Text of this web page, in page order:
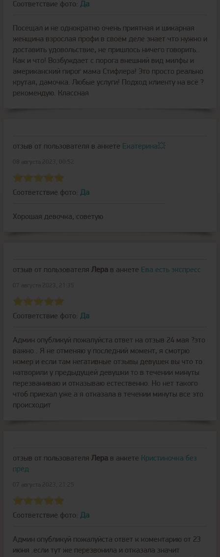
Соответствие фото: Да
Посещал и не однократно очень приятная и шикарная
женщина взрослая профи в своём деле знает что нужно и
доставить удовольствие, не пришлось ничего говорить..
Как и что! Возбуждает с порога внешний вид милфы и
американский пирог мама Стифлера! Это просто реально
крутая, дамочка. Любые услуги! Подход клиенту на всё ?
рекомендую. Классная
отзыв от пользователя в анкете Екатерина💥
Соответствие фото: Да
Хорошая девочка, советую
отзыв от пользователя Лера в анкете Ева есть экспресс
Соответствие фото: Да
Админ опубликуй пожалуйста ответ на отзыв 24 мая ?это
важно . Я не отменяю у последний момент, я смотрю
номер и если там негативные отзывы девушек вы что то
натворили у предыдущей девушки то в течении минуты
перезваниваю и отказываю естественно. Но нет такого
чтоб приехал уже а я отказала в течении минуты все это
происходит
отзыв от пользователя Лера в анкете Кристиночка без
пред
Соответствие фото: Да
Админ опубликуй пожалуйста ответ к коментарию от 23
июня .если тут же перезвонила и отказала значит